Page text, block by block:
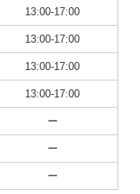
13:00-17:00
13:00-17:00
13:00-17:00
13:00-17:00
ー
ー
ー